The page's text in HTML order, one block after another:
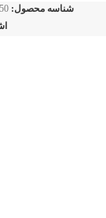
شناسه محصول: